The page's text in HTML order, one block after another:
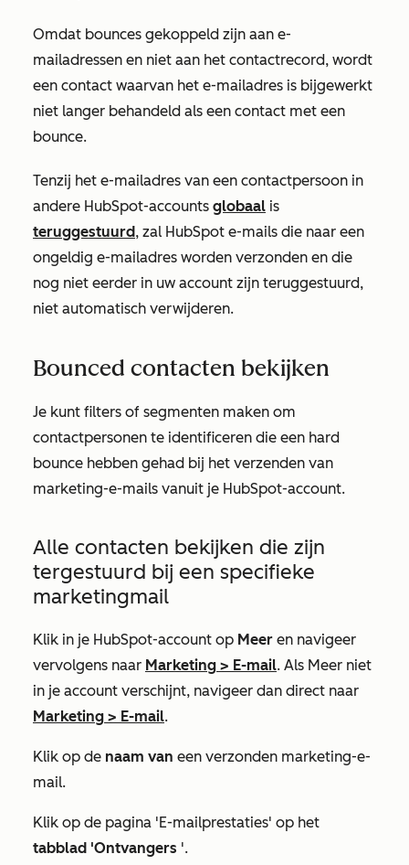
Omdat bounces gekoppeld zijn aan e-
mailadressen en niet aan het contactrecord, wordt
een contact waarvan het e-mailadres is bijgewerkt
niet langer behandeld als een contact met een
bounce.
Tenzij het e-mailadres van een contactpersoon in
andere HubSpot-accounts globaal is
teruggestuurd, zal HubSpot e-mails die naar een
ongeldig e-mailadres worden verzonden en die
nog niet eerder in uw account zijn teruggestuurd,
niet automatisch verwijderen.
Bounced contacten bekijken
Je kunt filters of segmenten maken om
contactpersonen te identificeren die een hard
bounce hebben gehad bij het verzenden van
marketing-e-mails vanuit je HubSpot-account.
Alle contacten bekijken die zijn
tergestuurd bij een specifieke
marketingmail
Klik in je HubSpot-account op Meer en navigeer
vervolgens naar Marketing > E-mail. Als Meer niet
in je account verschijnt, navigeer dan direct naar
Marketing > E-mail.
Klik op de naam van een verzonden marketing-e-
mail.
Klik op de pagina 'E-mailprestaties' op het
tabblad 'Ontvangers '.